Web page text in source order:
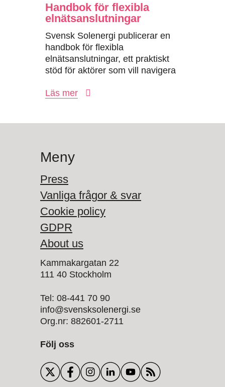
Handbok för flexibla
elnäts­anslutningar
Svensk Solenergi publicerar en
handbok för flexibla
elnätsanslutningar, ett praktiskt
stöd för aktörer som vill navigera
till...
Läs mer
Meny
Press
Vanliga frågor & svar
Cookie policy
GDPR
About us
Kammakargatan 22
111 40 Stockholm
Tel: 08-441 70 90
info@svensksolenergi.se
Org.nr: 882601-2711
Följ oss